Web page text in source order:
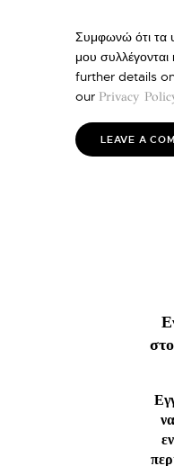
Συμφωνώ ότι τα
μου
further details
our Privacy